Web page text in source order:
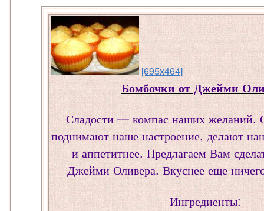
[695x464]
Бомбочки от Джейми
Сладости — компас наших желаний.
поднимают наше настроение, делают
и аппетитнее. Предлагаем Вам
Джейми Оливера. Вкуснее еще
Ингредиенты: